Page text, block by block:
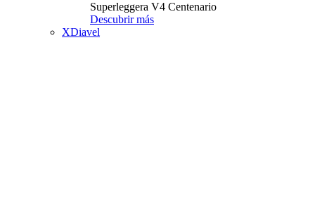
Superleggera V4 Centenario
Descubrir más
XDiavel